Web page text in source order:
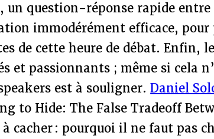
question-réponse rapide entre
immodérément efficace,
de cette heure de débat. Enfin,
et passionnants ; même si cela
est à souligner.Daniel
to Hide: The False Tradeoff
cacher : pourquoi il ne faut pas